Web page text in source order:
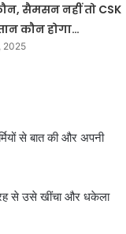
सैमसन नहीं तो CSK
कौन होगा…
2025
से बात की और अपनी
से उसे खींचा और धकेला